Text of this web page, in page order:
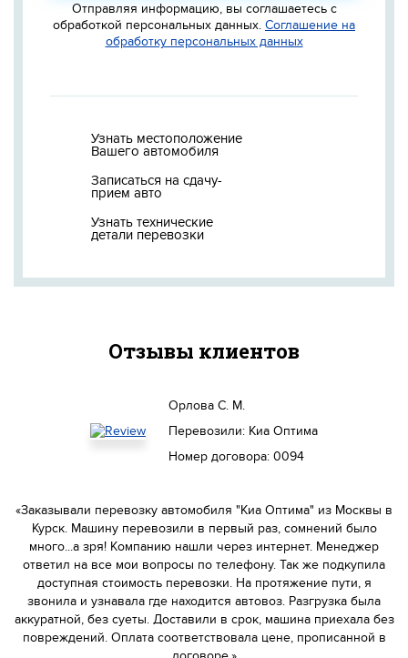
Отправляя информацию, вы соглашаетесь с
обработкой персональных данных. Соглашение на
обработку персональных данных
Узнать местоположение
Вашего автомобиля
Записаться на сдачу-
прием авто
Узнать технические
детали перевозки
Отзывы клиентов
Орлова С. М.
Перевозили: Киа Оптима
Номер договора: 0094
«Заказывали перевозку автомобиля "Киа Оптима" из Москвы в
Курск. Машину перевозили в первый раз, сомнений было
много...а зря! Компанию нашли через интернет. Менеджер
ответил на все мои вопросы по телефону. Так же подкупила
доступная стоимость перевозки. На протяжение пути, я
звонила и узнавала где находится автовоз. Разгрузка была
аккуратной, без суеты. Доставили в срок, машина приехала без
повреждений. Оплата соответствовала цене, прописанной в